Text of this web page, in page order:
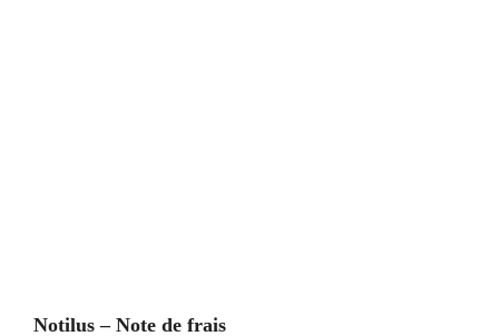
Notilus – Note de frais